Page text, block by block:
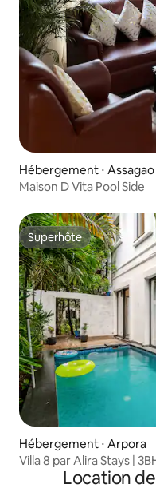
Hébergement ⋅ Assagao
Maison D Vita Pool Side
Superhôte
Superhôte
Hébergement ⋅ Arpora
Villa 8 par Alira Stays |
Location